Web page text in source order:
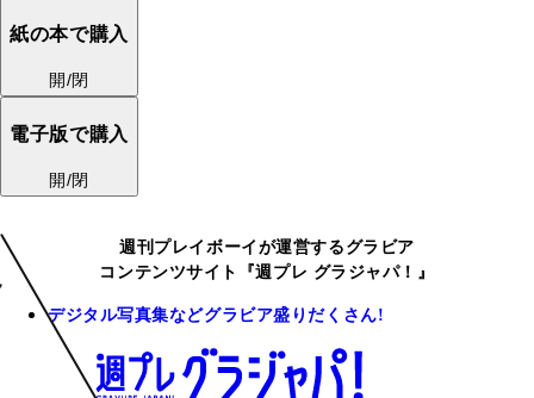
紙の本で購入
開/閉
電子版で購入
開/閉
週刊プレイボーイが運営するグラビア
コンテンツサイト『週プレ グラジャパ！』
デジタル写真集などグラビア盛りだくさん!